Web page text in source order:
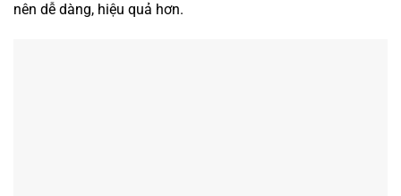
nên dễ dàng, hiệu quả hơn.